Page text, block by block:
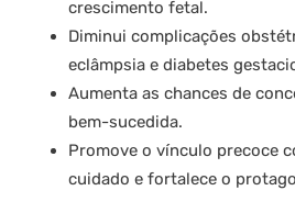
crescimento fetal.
Diminui complicações
eclâmpsia e diabetes
Aumenta as chances de
bem-sucedida.
Promove o vínculo precoce
cuidado e fortalece o